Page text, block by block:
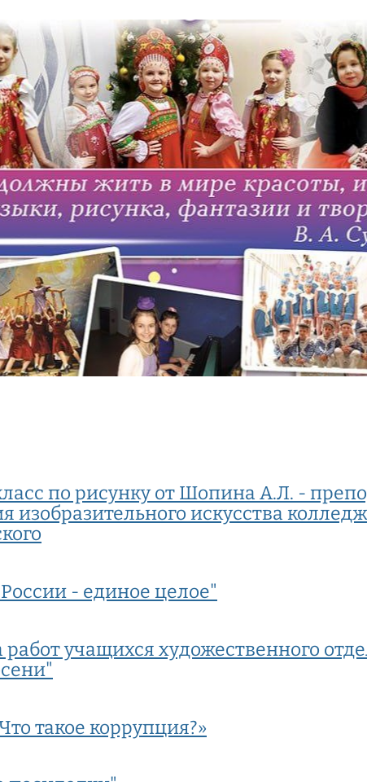
по рисунку от Шопина А.Л. -
изобразительного искусства
- единое целое"
работ учащихся художественного
такое коррупция?»